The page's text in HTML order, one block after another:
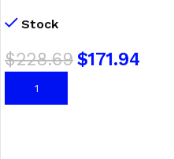
Stock
$228.69$171.94
AÑADIR AL CARRITO